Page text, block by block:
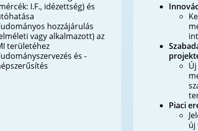
I.F., idézettség) és
hozzájárulás
vagy alkalmazott) az
területéhez
és -
Piaci
új